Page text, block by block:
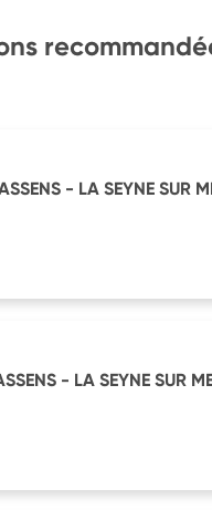
- LA SEYNE SUR
- LA SEYNE SUR